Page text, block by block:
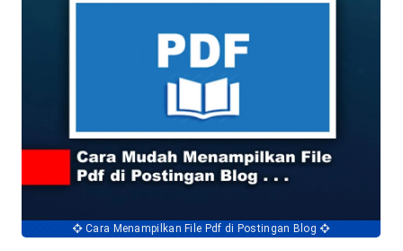
Cara Menampilkan File Pdf di Postingan Blog